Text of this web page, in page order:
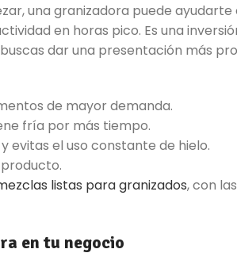
una granizadora puede
en horas pico. Es una
dar una presentación más
de mayor demanda.
fría por más tiempo.
evitas el uso constante de hielo.
listas para granizados, con
en tu negocio